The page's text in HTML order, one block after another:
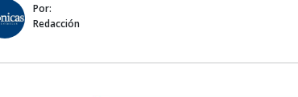
Por:
Redacción